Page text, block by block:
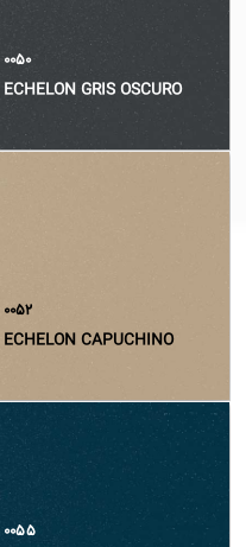
۰۰۵۰
ECHELON GRIS OSCURO
۰۰۵۲
ECHELON CAPUCHINO
۰۰۵۵